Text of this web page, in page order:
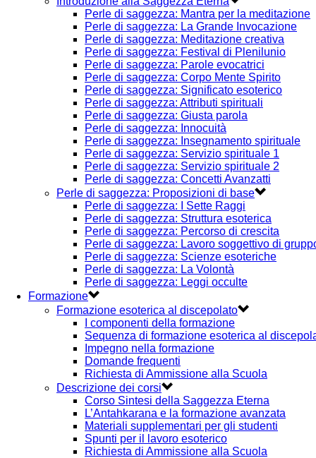
Perle di saggezza: Mantra per la meditazione
Perle di saggezza: La Grande Invocazione
Perle di saggezza: Meditazione creativa
Perle di saggezza: Festival di Plenilunio
Perle di saggezza: Parole evocatrici
Perle di saggezza: Corpo Mente Spirito
Perle di saggezza: Significato esoterico
Perle di saggezza: Attributi spirituali
Perle di saggezza: Giusta parola
Perle di saggezza: Innocuità
Perle di saggezza: Insegnamento spirituale
Perle di saggezza: Servizio spirituale 1
Perle di saggezza: Servizio spirituale 2
Perle di saggezza: Concetti Avanzatti
Perle di saggezza: Proposizioni di base
Perle di saggezza: I Sette Raggi
Perle di saggezza: Struttura esoterica
Perle di saggezza: Percorso di crescita
Perle di saggezza: Lavoro soggettivo di
Perle di saggezza: Scienze esoteriche
Perle di saggezza: La Volontà
Perle di saggezza: Leggi occulte
Formazione
Formazione esoterica al discepolato
I componenti della formazione
Sequenza di formazione esoterica al
Impegno nella formazione
Domande frequenti
Richiesta di Ammissione alla Scuola
Descrizione dei corsi
Corso Sintesi della Saggezza Eterna
L’Antahkarana e la formazione avanzata
Materiali supplementari per gli studenti
Spunti per il lavoro esoterico
Richiesta di Ammissione alla Scuola